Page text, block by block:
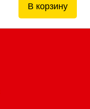
В корзину